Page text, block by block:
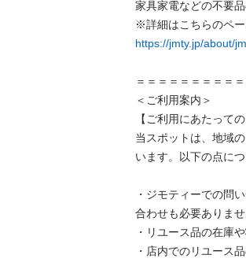
家具家電などの不要
https://jmty.jp/about/
＝＝＝＝＝＝＝＝＝
＜ご利用案内＞
【ご利用にあたっての
当スポットは、地域
います。以下の点に
・ジモティーでの問
合わせも必要ありませ
・リユース品の在庫
・店内でのリユース